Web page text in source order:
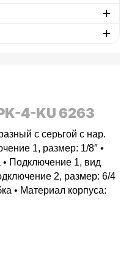
4-KU 6263
с серьгой с нар.
1, размер: 1/8″ •
• Подключение 1, вид
2, размер: 6/4
• Материал корпуса: